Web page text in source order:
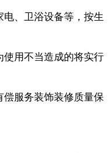
、卫浴设备等，按生
使用不当造成的将实行
偿服务装饰装修质量保